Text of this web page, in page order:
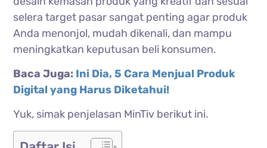
selera target pasar sangat penting agar produk
Anda menonjol, mudah dikenali, dan mampu
meningkatkan keputusan beli konsumen.
Baca Juga: Ini Dia, 5 Cara Menjual Produk
Digital yang Harus Diketahui!
Yuk, simak penjelasan MinTiv berikut ini.